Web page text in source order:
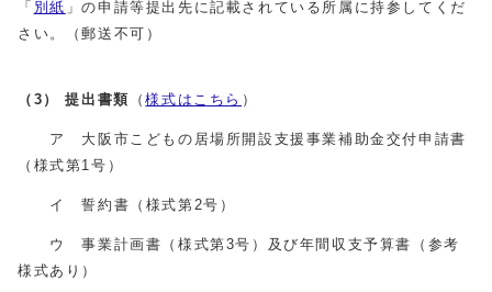
「 別紙 」の申請等提出先に記載されている所属に持参してくだ
さい。（郵送不可）
（3）提出書類 （様式はこちら ）
ア 大阪市こどもの居場所開設支援事業補助金交付申請書
（様式第1号）
イ 誓約書（様式第2号）
ウ 事業計画書（様式第3号）及び年間収支予算書（参考
様式あり）